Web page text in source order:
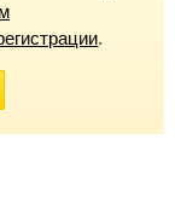
.